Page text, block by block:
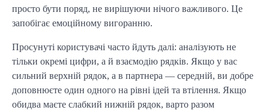
просто бути поряд, не вирішуючи нічого важливого. Це
запобігає емоційному вигоранню.
Просунуті користувачі часто йдуть далі: аналізують не
тільки окремі цифри, а й взаємодію рядків. Якщо у вас
сильний верхній рядок, а в партнера — середній, ви добре
доповнюєте один одного на рівні ідей та втілення. Якщо
обидва маєте слабкий нижній рядок, варто разом